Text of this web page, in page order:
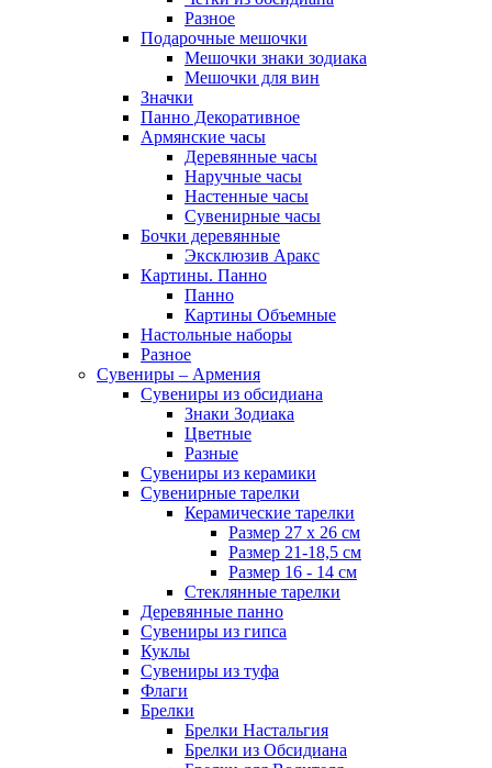
Разное
Подарочные мешочки
Мешочки знаки зодиака
Мешочки для вин
Значки
Панно Декоративное
Армянские часы
Деревянные часы
Наручные часы
Настенные часы
Сувенирные часы
Бочки деревянные
Эксклюзив Аракс
Картины. Панно
Панно
Картины Объемные
Настольные наборы
Разное
Сувениры – Армения
Сувениры из обсидиана
Знаки Зодиака
Цветные
Разные
Сувениры из керамики
Сувенирные тарелки
Керамические тарелки
Размер 27 х 26 см
Размер 21-18,5 см
Размер 16 - 14 см
Стеклянные тарелки
Деревянные панно
Сувениры из гипса
Куклы
Сувениры из туфа
Флаги
Брелки
Брелки Настальгия
Брелки из Обсидиана